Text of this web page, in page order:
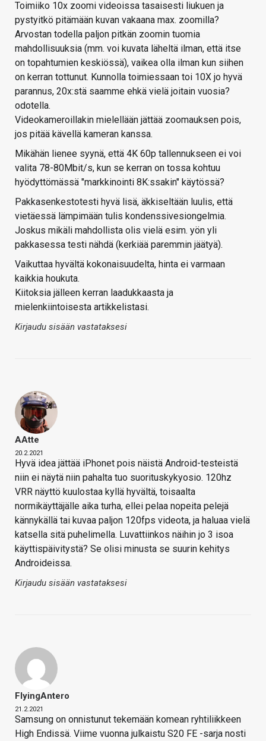
Toimiiko 10x zoomi videoissa tasaisesti liukuen ja
pystyitkö pitämään kuvan vakaana max. zoomilla?
Arvostan todella paljon pitkän zoomin tuomia
mahdollisuuksia (mm. voi kuvata läheltä ilman, että itse
on topahtumien keskiössä), vaikea olla ilman kun siihen
on kerran tottunut. Kunnolla toimiessaan toi 10X jo hyvä
parannus, 20x:stä saamme ehkä vielä joitain vuosia?
odotella.
Videokameroillakin mielellään jättää zoomauksen pois,
jos pitää kävellä kameran kanssa.
Mikähän lienee syynä, että 4K 60p tallennukseen ei voi
valita 78-80Mbit/s, kun se kerran on tossa kohtuu
hyödyttömässä "markkinointi 8K:ssakin" käytössä?
Pakkasenkestotesti hyvä lisä, äkkiseltään luulis, että
vietäessä lämpimään tulis kondenssivesiongelmia.
Joskus mikäli mahdollista olis vielä esim. yön yli
pakkasessa testi nähdä (kerkiää paremmin jäätyä).
Vaikuttaa hyvältä kokonaisuudelta, hinta ei varmaan
kaikkia houkuta.
Kiitoksia jälleen kerran laadukkaasta ja
mielenkiintoisesta artikkelistasi.
Kirjaudu sisään vastataksesi
AAtte
20.2.2021
Hyvä idea jättää iPhonet pois näistä Android-testeistä
niin ei näytä niin pahalta tuo suorituskykyosio. 120hz
VRR näyttö kuulostaa kyllä hyvältä, toisaalta
normikäyttäjälle aika turha, ellei pelaa nopeita pelejä
kännykällä tai kuvaa paljon 120fps videota, ja haluaa vielä
katsella sitä puhelimella. Luvattiinkos näihin jo 3 isoa
käyttispäivitystä? Se olisi minusta se suurin kehitys
Androideissa.
Kirjaudu sisään vastataksesi
FlyingAntero
21.2.2021
Samsung on onnistunut tekemään komean ryhtiliikkeen
High Endissä. Viime vuonna julkaistu S20 FE -sarja nosti